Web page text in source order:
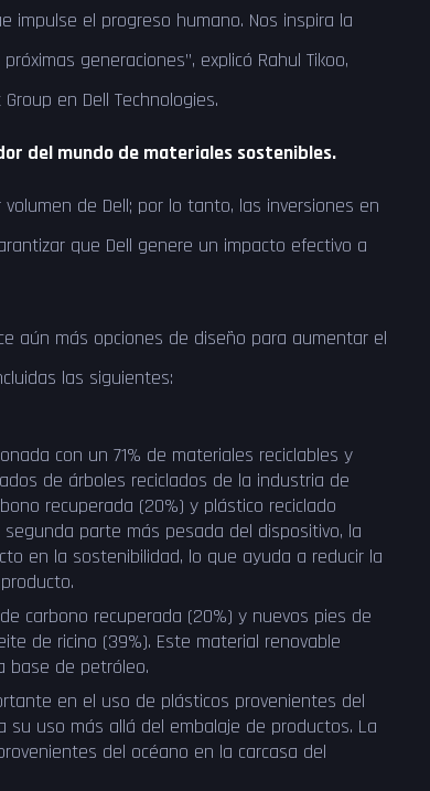
impulse el progreso humano. Nos inspira la
generaciones”, explicó Rahul Tikoo,
en Dell Technologies.
del mundo de materiales sostenibles.
de Dell; por lo tanto, las inversiones en
que Dell genere un impacto efectivo a
aún más opciones de diseño para aumentar el
las siguientes:
con un 71% de materiales reciclables y
de árboles reciclados de la industria de
recuperada (20%) y plástico reciclado
parte más pesada del dispositivo, la
en la sostenibilidad, lo que ayuda a reducir la
carbono recuperada (20%) y nuevos pies de
de ricino (39%). Este material renovable
base de petróleo.
en el uso de plásticos provenientes del
su uso más allá del embalaje de productos. La
del océano en la carcasa del